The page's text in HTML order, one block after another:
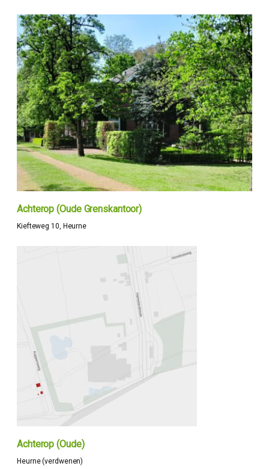
Achterop (Oude Grenskantoor)
Kiefteweg 10, Heurne
Achterop (Oude)
Heurne (verdwenen)